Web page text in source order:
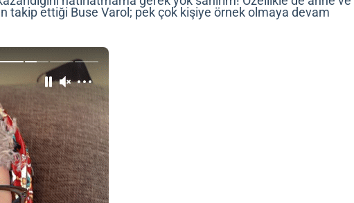
takip ettiği Buse Varol; pek çok kişiye örnek olmaya devam